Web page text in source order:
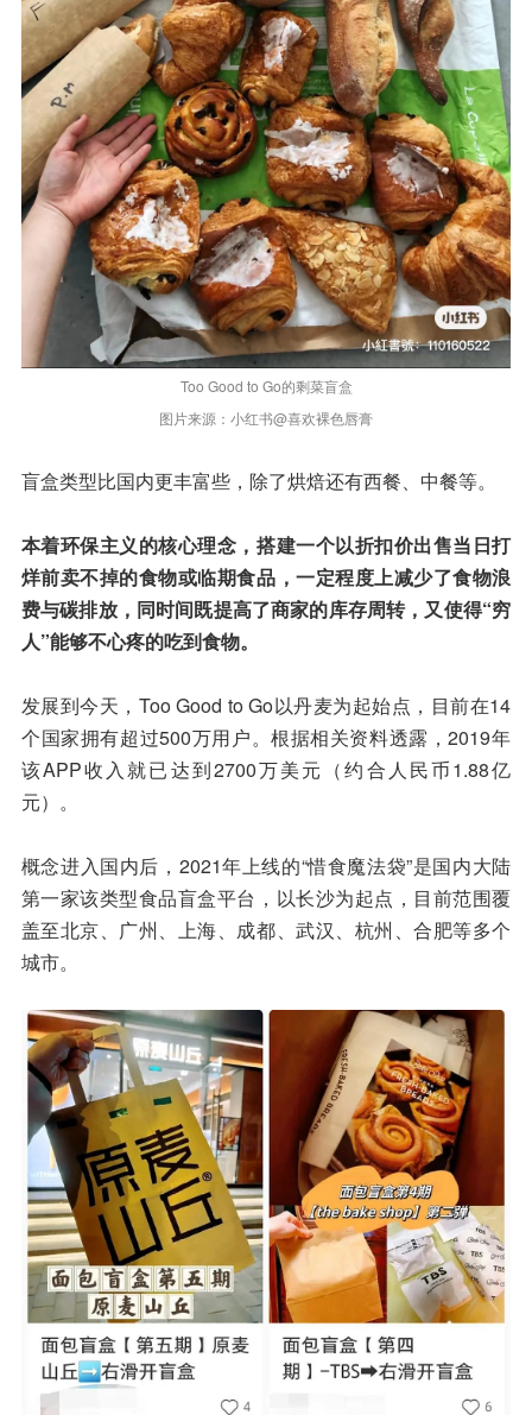
Too Good to Go的剩菜盲盒
图片来源：小红书@喜欢裸色唇膏
盲盒类型比国内更丰富些，除了烘焙还有西餐、中餐等。
本着环保主义的核心理念，搭建一个以折扣价出售当日打
烊前卖不掉的食物或临期食品，一定程度上减少了食物浪
费与碳排放，同时间既提高了商家的库存周转，又使得“穷
人”能够不心疼的吃到食物。
发展到今天，Too Good to Go以丹麦为起始点，目前在14
个国家拥有超过500万用户。根据相关资料透露，2019年
该APP收入就已达到2700万美元（约合人民币1.88亿
元）。
概念进入国内后，2021年上线的“惜食魔法袋”是国内大陆
第一家该类型食品盲盒平台，以长沙为起点，目前范围覆
盖至北京、广州、上海、成都、武汉、杭州、合肥等多个
城市。